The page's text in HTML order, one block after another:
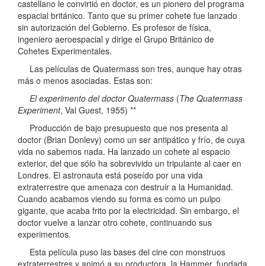
castellano le convirtió en doctor, es un pionero del programa
espacial británico. Tanto que su primer cohete fue lanzado
sin autorización del Gobierno. Es profesor de física,
ingeniero aeroespacial y dirige el Grupo Británico de
Cohetes Experimentales.
Las películas de Quatermass son tres, aunque hay otras
más o menos asociadas. Estas son:
El experimento del doctor Quatermass (The Quatermass
Experiment, Val Guest, 1955) **
Producción de bajo presupuesto que nos presenta al
doctor (Brian Donlevy) como un ser antipático y frío, de cuya
vida no sabemos nada. Ha lanzado un cohete al espacio
exterior, del que sólo ha sobrevivido un tripulante al caer en
Londres. El astronauta está poseído por una vida
extraterrestre que amenaza con destruir a la Humanidad.
Cuando acabamos viendo su forma es como un pulpo
gigante, que acaba frito por la electricidad. Sin embargo, el
doctor vuelve a lanzar otro cohete, continuando sus
experimentos.
Esta película puso las bases del cine con monstruos